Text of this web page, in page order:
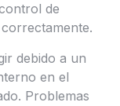
de
debido a un
en el
Problemas